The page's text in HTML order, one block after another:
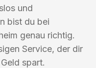
und
bist du bei
genau richtig.
Service, der dir
spart.